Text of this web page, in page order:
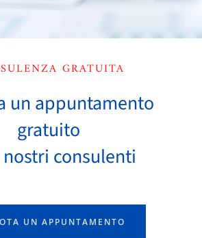
GRATUITA
un appuntamento
gratuito
consulenti
UN APPUNTAMENTO